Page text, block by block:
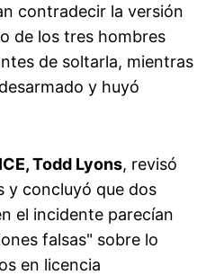
contradecir la versión
de los tres hombres
de soltarla, mientras
y huyó
Todd Lyons, revisó
y concluyó que dos
el incidente parecían
falsas" sobre lo
en licencia